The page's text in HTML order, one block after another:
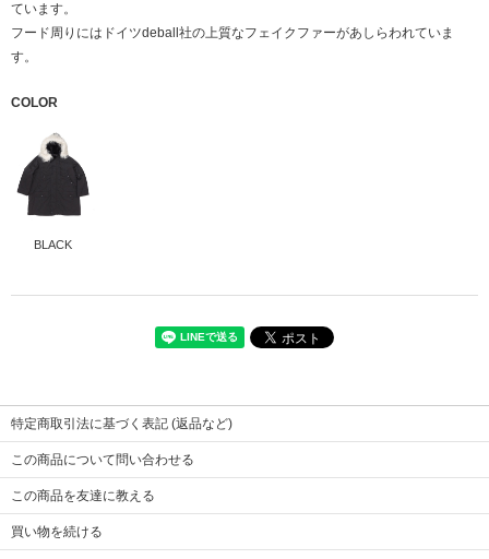
ています。
フード周りにはドイツdeball社の上質なフェイクファーがあしらわれていま
す。
COLOR
BLACK
サイズ
着丈
ゆき丈
袖口
18.5
19
※画像をクリックすると拡大します
特定商取引法に基づく表記 (返品など)
この商品について問い合わせる
この商品を友達に教える
買い物を続ける